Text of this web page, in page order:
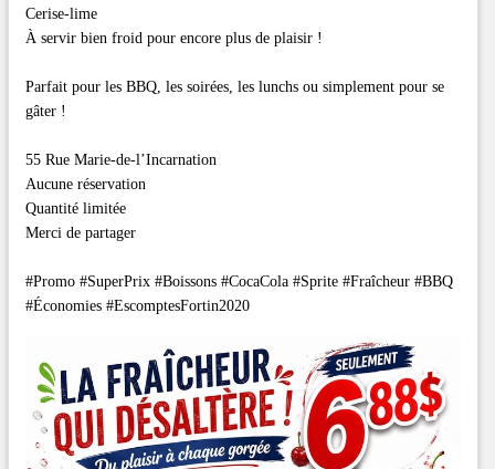
Cerise-lime
À servir bien froid pour encore plus de plaisir !
Parfait pour les BBQ, les soirées, les lunchs ou simplement pour se
gâter !
55 Rue Marie-de-l’Incarnation
Aucune réservation
Quantité limitée
Merci de partager
#Promo #SuperPrix #Boissons #CocaCola #Sprite #Fraîcheur #BBQ
#Économies #EscomptesFortin2020